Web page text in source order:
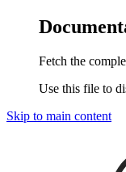
Fetch the
Use this file to
Skip to main content